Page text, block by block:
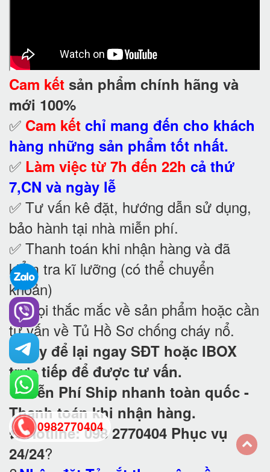
Cam kết sản phẩm chính hãng và
mới 100%
✅ Cam kết chỉ mang đến cho khách
hàng những sản phẩm tốt nhất.
✅ Làm việc từ 7h đến 22h cả thứ
7,CN và ngày lễ
✅ Tư vấn kê đặt, hướng dẫn sử dụng,
bảo hành tại nhà miễn phí.
✅ Thanh toán khi nhận hàng và đã
kiểm tra kĩ lưỡng (có thể chuyển
khoản)
✅ Mọi thắc mắc về sản phẩm hoặc cần
tư vấn về Tủ Hồ Sơ chống cháy nổ.
?Hãy để lại ngay SĐT hoặc IBOX
trực tiếp để được tư vấn.
?Miễn Phí Ship nhanh toàn quốc -
Thanh toán khi nhận hàng.
☎️Hotline: 098 2770404 Phục vụ
24/24?
0982770404